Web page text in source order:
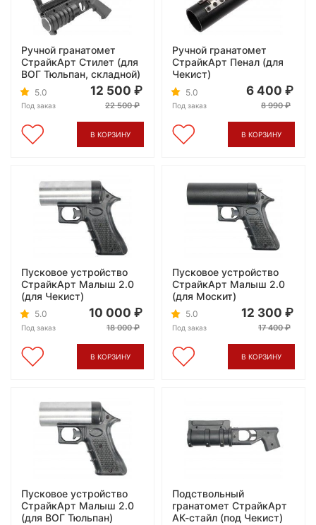
Ручной гранатомет
СтрайкАрт Стилет (для
ВОГ Тюльпан, складной)
5.0
Под заказ
12 500
22 500
В КОРЗИНУ
Ручной гранатомет
СтрайкАрт Пенал (для
Чекист)
5.0
Под заказ
6 400
8 990
В КОРЗИНУ
Пусковое устройство
СтрайкАрт Малыш 2.0
(для Чекист)
5.0
Под заказ
10 000
18 000
В КОРЗИНУ
Пусковое устройство
СтрайкАрт Малыш 2.0
(для Москит)
5.0
Под заказ
12 300
17 400
В КОРЗИНУ
Пусковое устройство
СтрайкАрт Малыш 2.0
(для ВОГ Тюльпан)
Подствольный
гранатомет СтрайкАрт
АК-стайл (под Чекист)